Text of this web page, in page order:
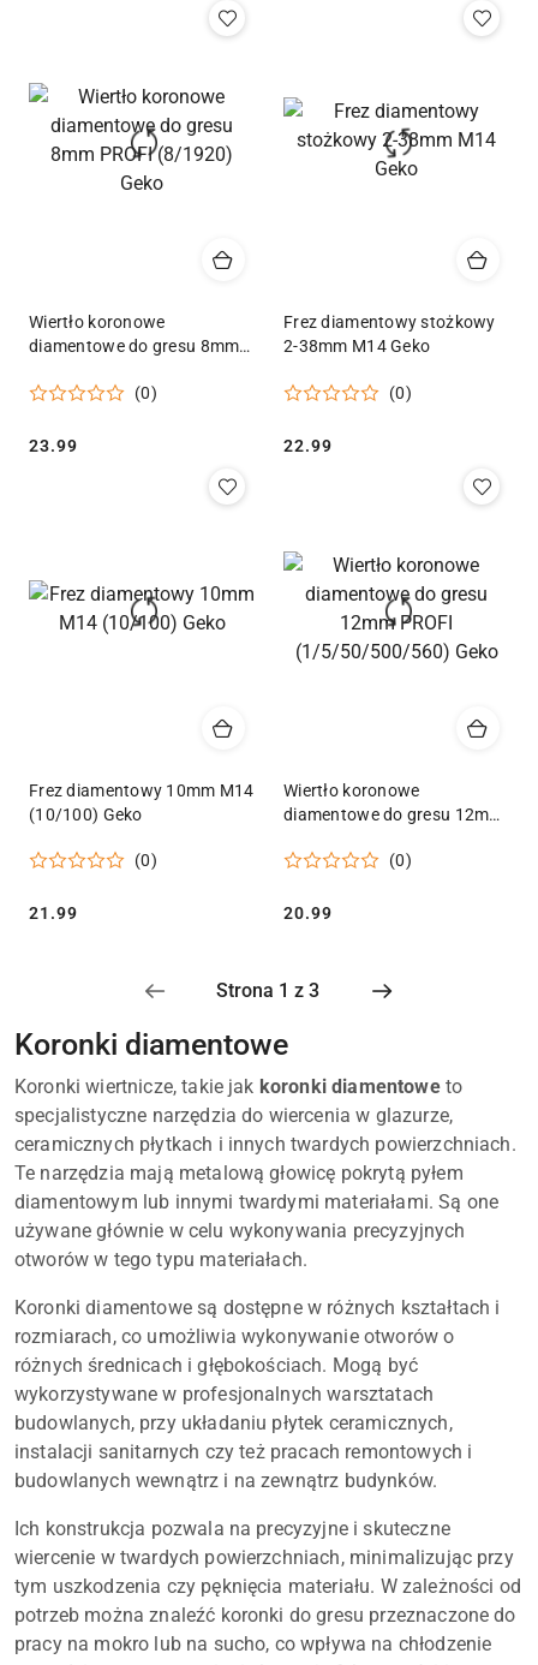
Wiertło koronowe
diamentowe do gresu 8mm
(0)
Cena:
23.99
Frez diamentowy stożkowy
2-38mm M14 Geko
(0)
Cena:
22.99
Frez diamentowy 10mm M14
(10/100) Geko
(0)
Cena:
21.99
Wiertło koronowe
diamentowe do gresu 12mm
Geko
(0)
Cena:
20.99
Koronki diamentowe
Koronki wiertnicze, takie jak koronki diamentoweto
specjalistyczne narzędzia do wiercenia w glazurze,
ceramicznych płytkach i innych twardych powierzchniach.
Te narzędzia mają metalową głowicę pokrytą pyłem
diamentowym lub innymi twardymi materiałami. Są one
używane głównie w celu wykonywania precyzyjnych
otworów w tego typu materiałach.
Koronki diamentowe są dostępne w różnych kształtach i
rozmiarach, co umożliwia wykonywanie otworów o
różnych średnicach i głębokościach. Mogą być
wykorzystywane w profesjonalnych warsztatach
budowlanych, przy układaniu płytek ceramicznych,
instalacji sanitarnych czy też pracach remontowych i
budowlanych wewnątrz i na zewnątrz budynków.
Ich konstrukcja pozwala na precyzyjne i skuteczne
wiercenie w twardych powierzchniach, minimalizując przy
tym uszkodzenia czy pęknięcia materiału. W zależności od
potrzeb można znaleźć koronki do gresu przeznaczone do
pracy na mokro lub na sucho, co wpływa na chłodzenie